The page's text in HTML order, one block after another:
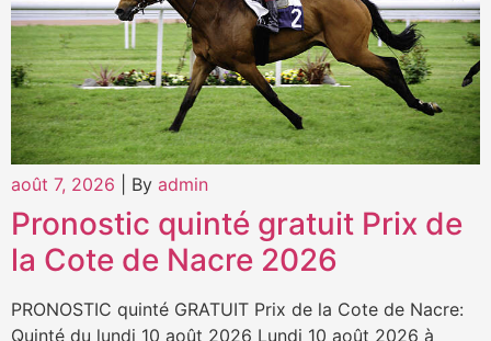
août 7, 2026 By admin
Pronostic quinté gratuit Prix de
la Cote de Nacre 2026
PRONOSTIC quinté GRATUIT Prix de la Cote de Nacre:
Quinté du lundi 10 août 2026 Lundi 10 août 2026 à